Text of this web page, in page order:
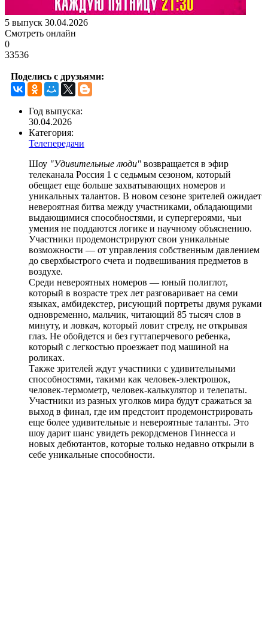
5 выпуск 30.04.2026
Смотреть онлайн
0
33536
Поделись с друзьями:
Год выпуска:
30.04.2026
Категория:
Телепередачи
Шоу "Удивительные люди" возвращается в эфир
телеканала Россия 1 с седьмым сезоном, который
обещает еще больше захватывающих номеров и
уникальных талантов. В новом сезоне зрителей ожидает
невероятная битва между участниками, обладающими
выдающимися способностями, и супергероями, чьи
умения не поддаются логике и научному объяснению.
Участники продемонстрируют свои уникальные
возможности — от управления собственным давлением
до сверхбыстрого счета и подвешивания предметов в
воздухе.
Среди невероятных номеров — юный полиглот,
который в возрасте трех лет разговаривает на семи
языках, амбидекстер, рисующий портреты двумя руками
одновременно, мальчик, читающий 85 тысяч слов в
минуту, и ловкач, который ловит стрелу, не открывая
глаз. Не обойдется и без гуттаперчевого ребенка,
который с легкостью проезжает под машиной на
роликах.
Также зрителей ждут участники с удивительными
способностями, такими как человек-электрошок,
человек-термометр, человек-калькулятор и телепаты.
Участники из разных уголков мира будут сражаться за
выход в финал, где им предстоит продемонстрировать
еще более удивительные и невероятные таланты. Это
шоу дарит шанс увидеть рекордсменов Гиннесса и
новых дебютантов, которые только недавно открыли в
себе уникальные способности.